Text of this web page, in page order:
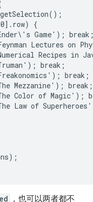
{
Game');
Lectures on
Recipes in
break;
break;
Mezzanine'); break;
Color of Magic');
Law of
，也可以两者都不